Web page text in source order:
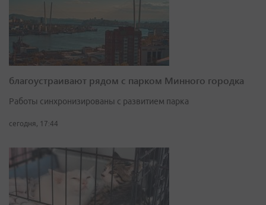
благоустраивают рядом с парком Минного городка
Работы синхронизированы с развитием парка
сегодня, 17:44